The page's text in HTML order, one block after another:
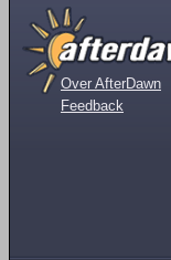
Over AfterDawn
Feedback